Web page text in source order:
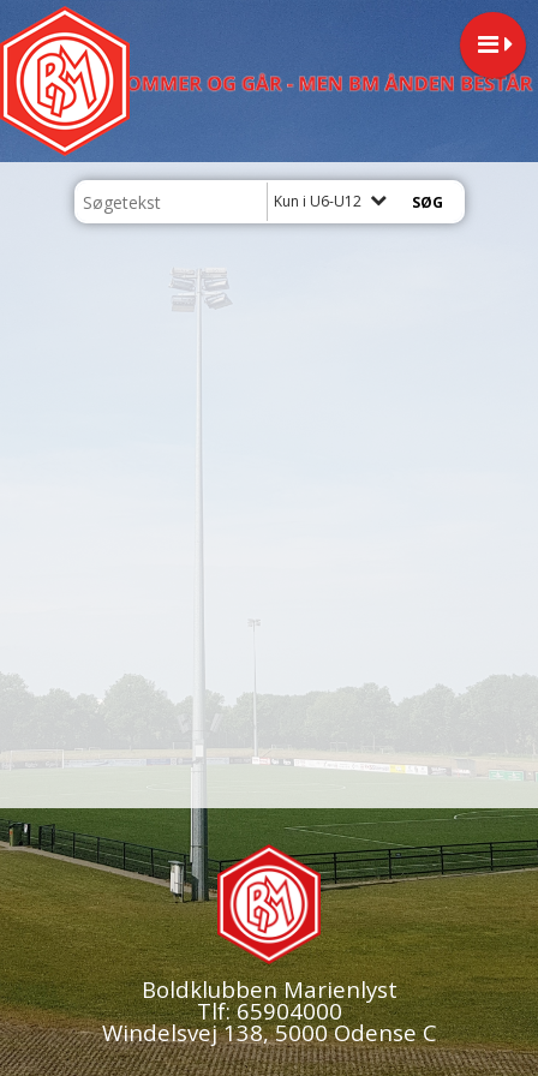
Kun i U6-U12
Boldklubben Marienlyst
Tlf: 65904000
Windelsvej 138, 5000 Odense C